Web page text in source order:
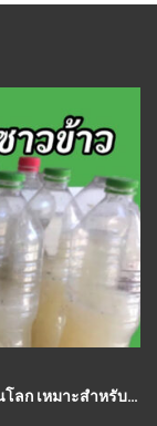
(คลิป) วิธีทำจุลินทรีย์น้ำซาวข้าว แบบง่ายที่สุดในโลก เหมาะสำหรับมือใหม่ : วีดีโอ เกษตร